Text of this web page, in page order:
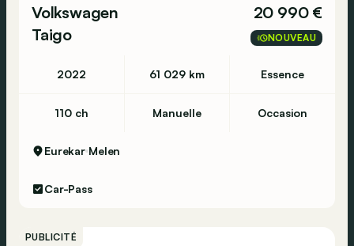
Volkswagen
Taigo
20 990 €
NOUVEAU
2022 61 029 km Essence
110 ch Manuelle Occasion
Eurekar Melen
Car-Pass
PUBLICITÉ